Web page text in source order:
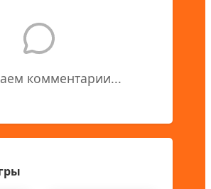
комментарии...